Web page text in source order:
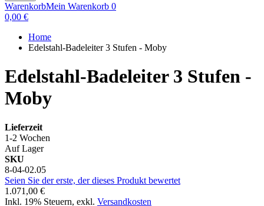
WarenkorbMein Warenkorb 0
0,00 €
Home
Edelstahl-Badeleiter 3 Stufen - Moby
Edelstahl-Badeleiter 3 Stufen -
Moby
Lieferzeit
1-2 Wochen
Auf Lager
SKU
8-04-02.05
Seien Sie der erste, der dieses Produkt bewertet
1.071,00 €
Inkl. 19% Steuern, exkl. Versandkosten